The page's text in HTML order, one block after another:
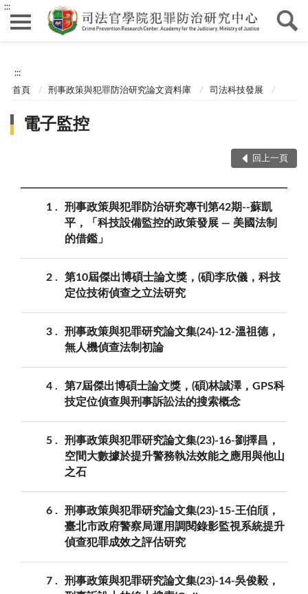
:::
:::
首頁 刑事政策與犯罪防治研究論文資料庫 司法科技發展
電子監控
回上一頁
1
刑事政策與犯罪防治研究專刊第42期--蘇凱
平，「科技設備監控的政策發展 — 美國法制
的借鑑」
2
第10屆傑出博碩士論文獎，(碩)李欣儀，科技
定位技術偵查之立法研究
3
刑事政策與犯罪研究論文集(24)-12-溫祖德，
無人機偵查法制初論
4
第7屆傑出博碩士論文獎，(碩)林誠澤，GPS科
技定位偵查與刑事訴訟法的搜索概念
5
刑事政策與犯罪研究論文集(23)-16-劉擇昌，
空間大數據於提升警務執法效能之應用與他山
之石
6
刑事政策與犯罪研究論文集(23)-15-王伯頎，
臺北市政府警察局運用調閱錄影監視系統提升
偵查犯罪成效之評估研究
7
刑事政策與犯罪研究論文集(23)-14-吳俊毅，